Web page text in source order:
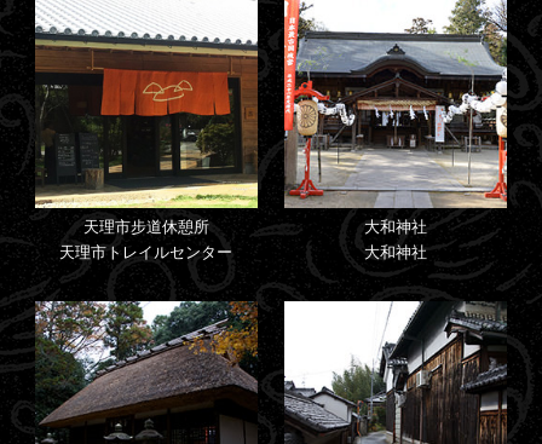
天理市步道休憩所
天理市トレイルセンター
大和神社
大和神社